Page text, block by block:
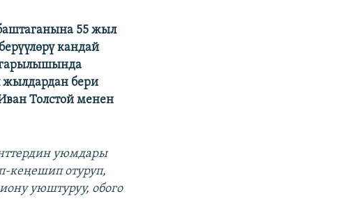
55 жыл
кандай
бери
Толстой менен
уюмдары
кеңешип отуруп,
уюштуруу, обого